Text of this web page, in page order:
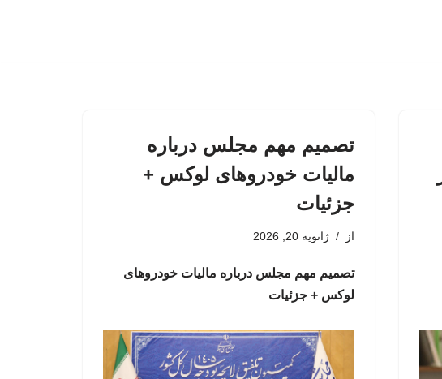
تصمیم مهم مجلس درباره
مالیات خودروهای لوکس +
جزئیات
از ژانویه 20, 2026
تصمیم مهم مجلس درباره مالیات خودروهای
لوکس + جزئیات